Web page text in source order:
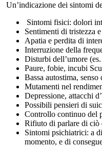
Un’indicazione dei sintomi
Sintomi fisici: dolori
Sentimenti di tristezza
Apatia e perdita di
Interruzione della
Disturbi dell’umore
Paure, fobie, incubi
Bassa autostima,
Mutamenti nel
Depressione, attacchi
Possibili pensieri di
Controllo continuo del
Rifiuto di parlare di ciò
Sintomi psichiatrici: a
momento, e di